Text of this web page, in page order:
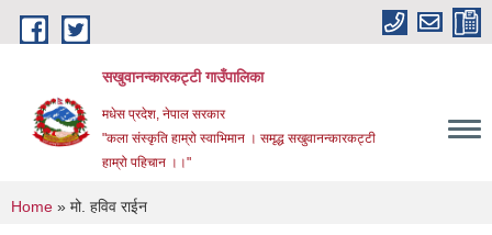
Skip to main content
सखुवानन्कारकट्टी गाउँपालिका
मधेस प्रदेश, नेपाल सरकार
"कला संस्कृति हाम्रो स्वाभिमान । समृद्ध सखुवानन्कारकट्टी
हाम्रो पहिचान ।।"
You are here
Home » मो. हविव राईन